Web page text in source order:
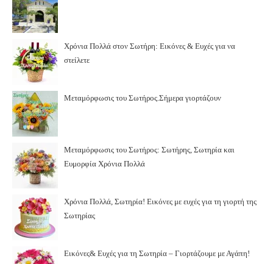
Χρόνια Πολλά στον Σωτήρη: Εικόνες & Ευχές για να
στείλετε
Μεταμόρφωσις του Σωτήρος.Σήμερα γιορτάζουν
Μεταμόρφωσις του Σωτήρος: Σωτήρης, Σωτηρία και
Ευμορφία Χρόνια Πολλά
Χρόνια Πολλά, Σωτηρία! Εικόνες με ευχές για τη γιορτή της
Σωτηρίας
Εικόνες& Ευχές για τη Σωτηρία – Γιορτάζουμε με Αγάπη!